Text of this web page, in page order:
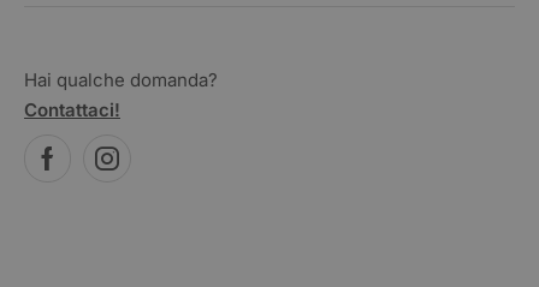
Hai qualche domanda?
Contattaci!